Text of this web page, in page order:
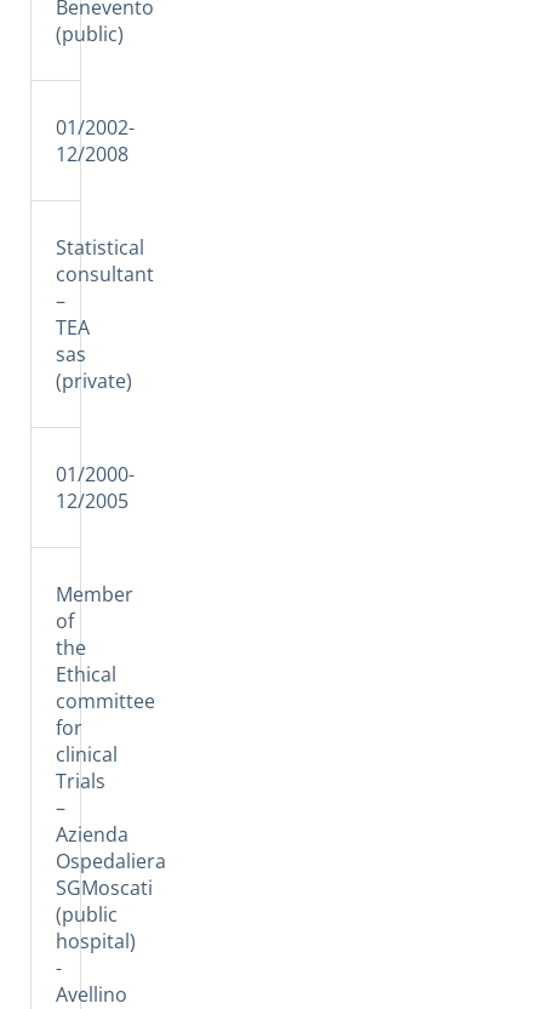
Benevento
(public)
01/2002-
12/2008
Statistical
consultant
–
TEA
sas
(private)
01/2000-
12/2005
Member
of
the
Ethical
committee
for
clinical
Trials
–
Azienda
Ospedaliera
SGMoscati
(public
hospital)
-
Avellino